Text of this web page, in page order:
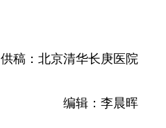
供稿：北京清华长庚医院
编辑：李晨晖